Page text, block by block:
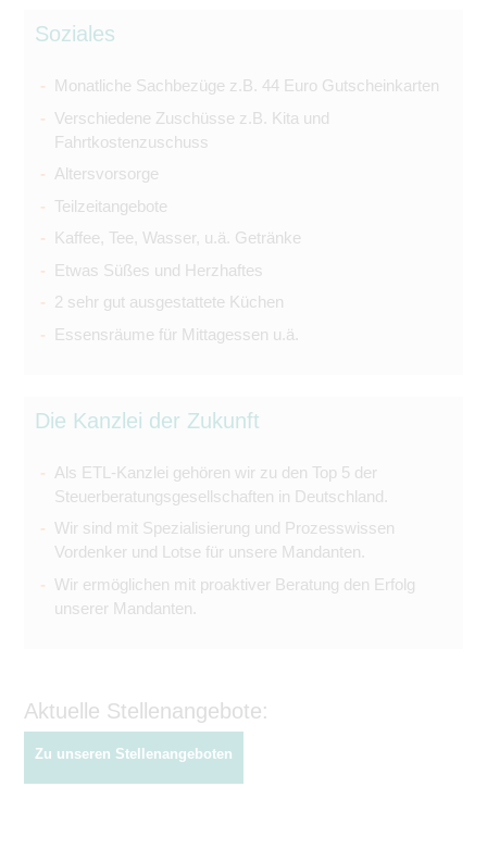
Soziales
Monatliche Sachbezüge z.B. 44 Euro Gutscheinkarten
Verschiedene Zuschüsse z.B. Kita und
Fahrtkostenzuschuss
Altersvorsorge
Teilzeitangebote
Kaffee, Tee, Wasser, u.ä. Getränke
Etwas Süßes und Herzhaftes
2 sehr gut ausgestattete Küchen
Essensräume für Mittagessen u.ä.
Die Kanzlei der Zukunft
Als ETL-Kanzlei gehören wir zu den Top 5 der
Steuerberatungsgesellschaften in Deutschland.
Wir sind mit Spezialisierung und Prozesswissen
Vordenker und Lotse für unsere Mandanten.
Wir ermöglichen mit proaktiver Beratung den Erfolg
unserer Mandanten.
Aktuelle Stellenangebote:
Zu unseren Stellenangeboten